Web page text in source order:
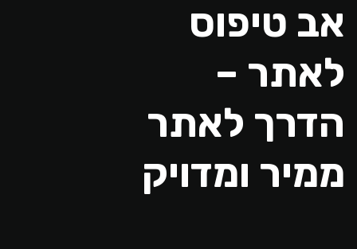
אב טיפוס
לאתר –
הדרך לאתר
ממיר ומדויק